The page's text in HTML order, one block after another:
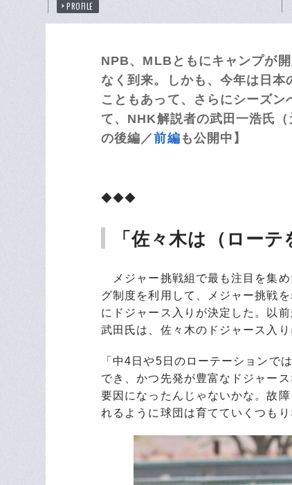
PROFILE
NPB、MLBともにキャンプが
なく到来。しかも、今年は日
こともあって、さらにシーズ
て、NHK解説者の武田一浩氏
の後編／前編 も公開中】
◆◆◆
「佐々木は（ロー
メジャー挑戦組で最も注目を集
グ制度を利用して、メジャー挑戦
にドジャース入りが決定した。以
武田氏は、佐々木のドジャース入り
「中4日や5日のローテーションで
でき、かつ先発が豊富なドジャー
要因になったんじゃないかな。故
れるように球団は育てていくつもり